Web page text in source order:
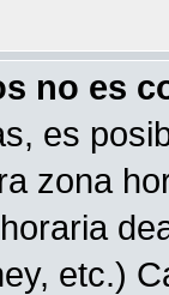
no es
es
zona
etc.)